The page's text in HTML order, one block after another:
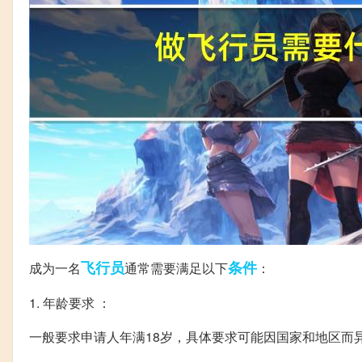
成为一名飞行员通常需要满足以下条件：
1. 年龄要求 ：
一般要求申请人年满18岁，具体要求可能因国家和地区而